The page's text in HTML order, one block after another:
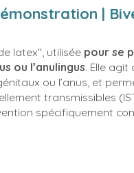
|
latex", utilisée pour se
ou l’anulingus. Elle agit
ou l’anus, et
transmissibles
spécifiquement